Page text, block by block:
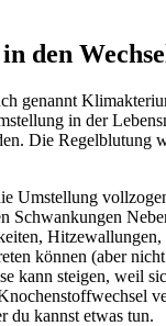
den
genannt
in der
Die Regelblutung
Umstellung
Schwankungen
Hitzewallungen,
können (aber
kann steigen, weil
du kannst etwas tun.